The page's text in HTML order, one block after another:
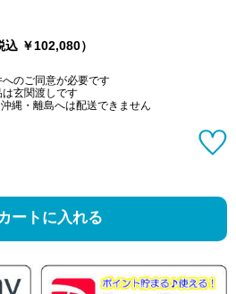
￥102,080）
のご同意が必要です
玄関渡しです
縄・離島へは配送できません
ートに入れる